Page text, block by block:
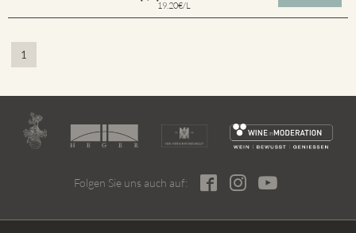
19.20€/L
1
Folgen Sie uns auch auf: